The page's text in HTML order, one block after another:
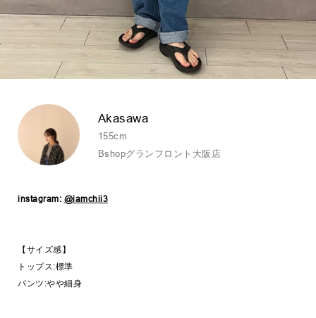
Akasawa
155cm
Bshopグランフロント大阪店
instagram: @iamchii3
【サイズ感】
トップス:標準
パンツ:やや細身